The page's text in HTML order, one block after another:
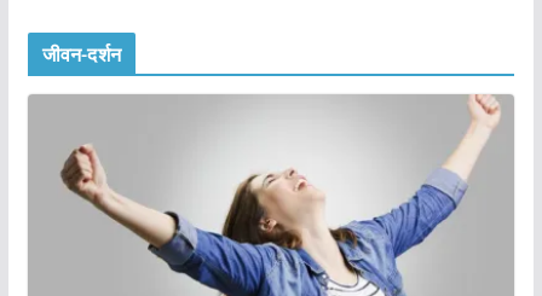
जीवन-दर्शन